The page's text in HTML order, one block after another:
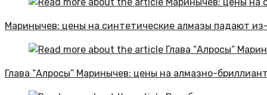
Маринычев: цены на синтетические алмазы падают
Глава “Алросы” Маринычев: цены на алмазно-